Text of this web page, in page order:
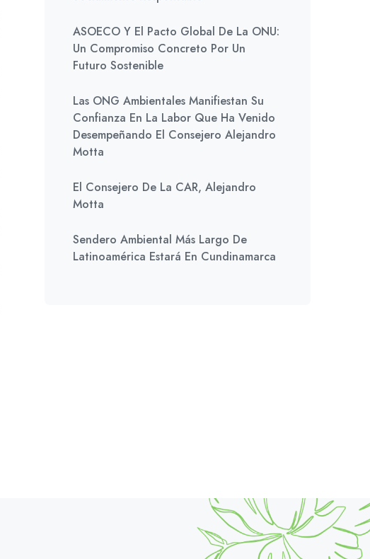
ASOECO Y El Pacto Global De La ONU:
Un Compromiso Concreto Por Un
Futuro Sostenible
Las ONG Ambientales Manifiestan Su
Confianza En La Labor Que Ha Venido
Desempeñando El Consejero Alejandro
Motta
El Consejero De La CAR, Alejandro
Motta
Sendero Ambiental Más Largo De
Latinoamérica Estará En Cundinamarca